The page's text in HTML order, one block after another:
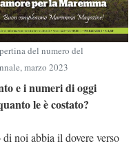
del numero del
marzo 2023
e i numeri di oggi
le è costato?
noi abbia il dovere verso